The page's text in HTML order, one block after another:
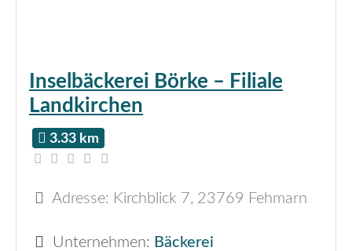
Inselbäckerei Börke – Filiale
Landkirchen
3.33 km
Adresse: Kirchblick 7, 23769 Fehmarn
Unternehmen: Bäckerei